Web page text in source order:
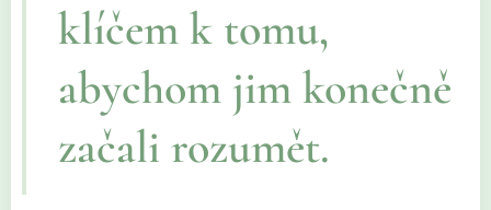
klíčem k tomu,
abychom jim konečně
začali rozumět.